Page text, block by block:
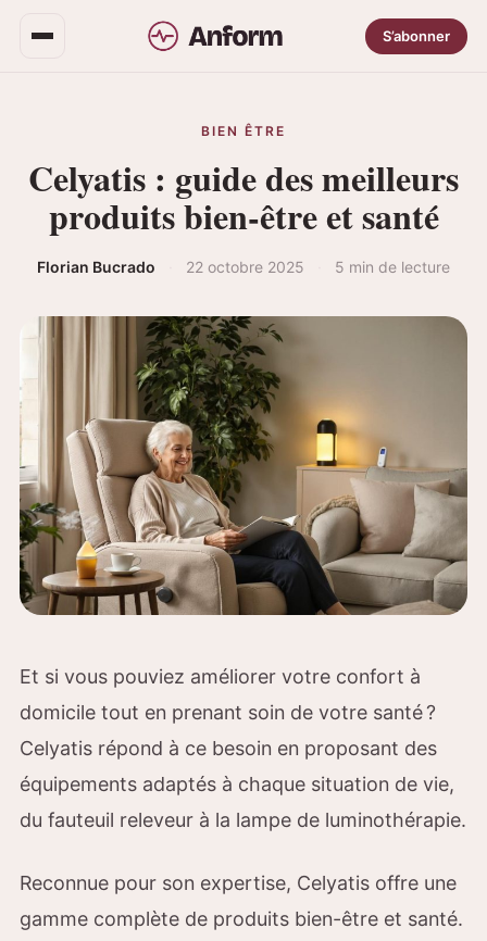
S’abonner
BIEN ÊTRE
Celyatis : guide des meilleurs
produits bien-être et santé
Florian Bucrado 22 octobre 2025 5 min de lecture
Et si vous pouviez améliorer votre confort à
domicile tout en prenant soin de votre santé ?
Celyatis répond à ce besoin en proposant des
équipements adaptés à chaque situation de vie,
du fauteuil releveur à la lampe de luminothérapie.
Reconnue pour son expertise, Celyatis offre une
gamme complète de produits bien-être et santé.